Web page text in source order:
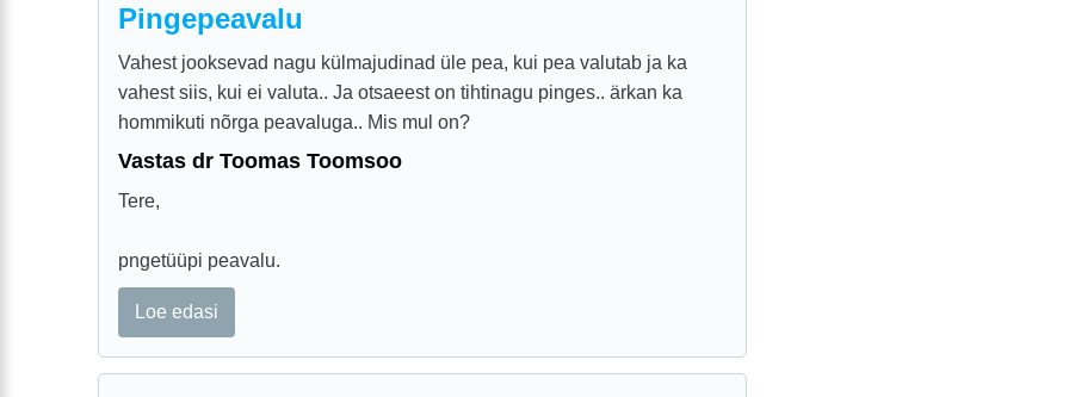
Pingepeavalu
Vahest jooksevad nagu külmajudinad üle pea, kui pea valutab ja ka
vahest siis, kui ei valuta.. Ja otsaeest on tihtinagu pinges.. ärkan ka
hommikuti nõrga peavaluga.. Mis mul on?
Vastas dr Toomas Toomsoo
Tere,
pngetüüpi peavalu.
Loe edasi